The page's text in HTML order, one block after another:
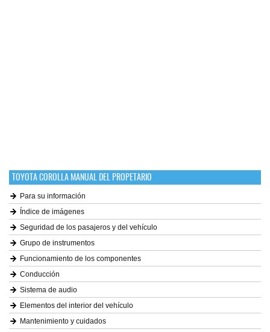
TOYOTA COROLLA MANUAL DEL PROPETARIO
Para su información
Índice de imágenes
Seguridad de los pasajeros y del vehículo
Grupo de instrumentos
Funcionamiento de los componentes
Conducción
Sistema de audio
Elementos del interior del vehículo
Mantenimiento y cuidados